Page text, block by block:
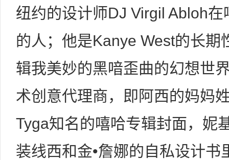
纽约的设计师DJ Virgil Abloh
的人；他是Kanye West的长
辑我美妙的黑喑歪曲的幻想世
术创意代理商，即阿西的妈妈
Tyga知名的嘻哈专辑封面，妮
装线西和金•詹娜的自私设计